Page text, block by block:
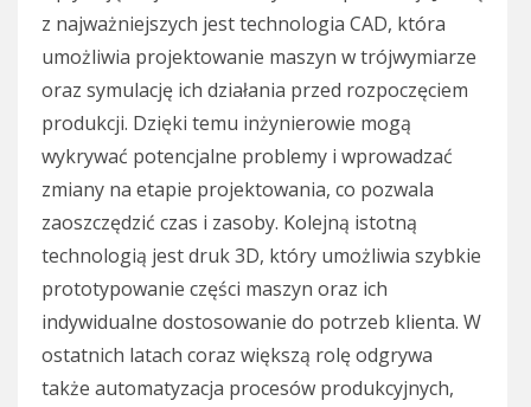
z najważniejszych jest technologia CAD, która
umożliwia projektowanie maszyn w trójwymiarze
oraz symulację ich działania przed rozpoczęciem
produkcji. Dzięki temu inżynierowie mogą
wykrywać potencjalne problemy i wprowadzać
zmiany na etapie projektowania, co pozwala
zaoszczędzić czas i zasoby. Kolejną istotną
technologią jest druk 3D, który umożliwia szybkie
prototypowanie części maszyn oraz ich
indywidualne dostosowanie do potrzeb klienta. W
ostatnich latach coraz większą rolę odgrywa
także automatyzacja procesów produkcyjnych,